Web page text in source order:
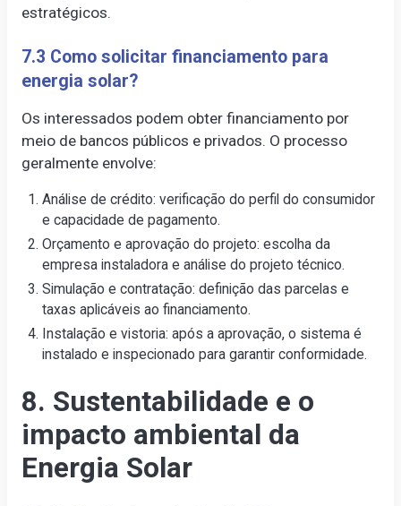
estratégicos.
7.3 Como solicitar financiamento para
energia solar?
Os interessados podem obter financiamento por
meio de bancos públicos e privados. O processo
geralmente envolve:
Análise de crédito: verificação do perfil do consumidor
e capacidade de pagamento.
Orçamento e aprovação do projeto: escolha da
empresa instaladora e análise do projeto técnico.
Simulação e contratação: definição das parcelas e
taxas aplicáveis ao financiamento.
Instalação e vistoria: após a aprovação, o sistema é
instalado e inspecionado para garantir conformidade.
8. Sustentabilidade e o
impacto ambiental da
Energia Solar